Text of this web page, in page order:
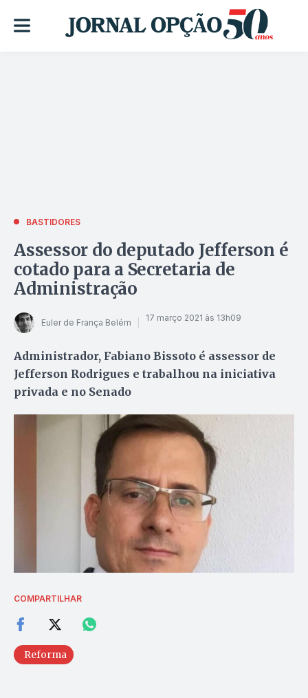
BASTIDORES
Assessor do deputado Jefferson é
cotado para a Secretaria de
Administração
Euler de França Belém 17 março 2021 às 13h09
Administrador, Fabiano Bissoto é assessor de
Jefferson Rodrigues e trabalhou na iniciativa
privada e no Senado
COMPARTILHAR
Reforma